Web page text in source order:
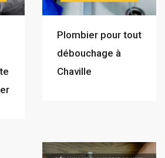
Plombier pour tout
débouchage à
Chaville